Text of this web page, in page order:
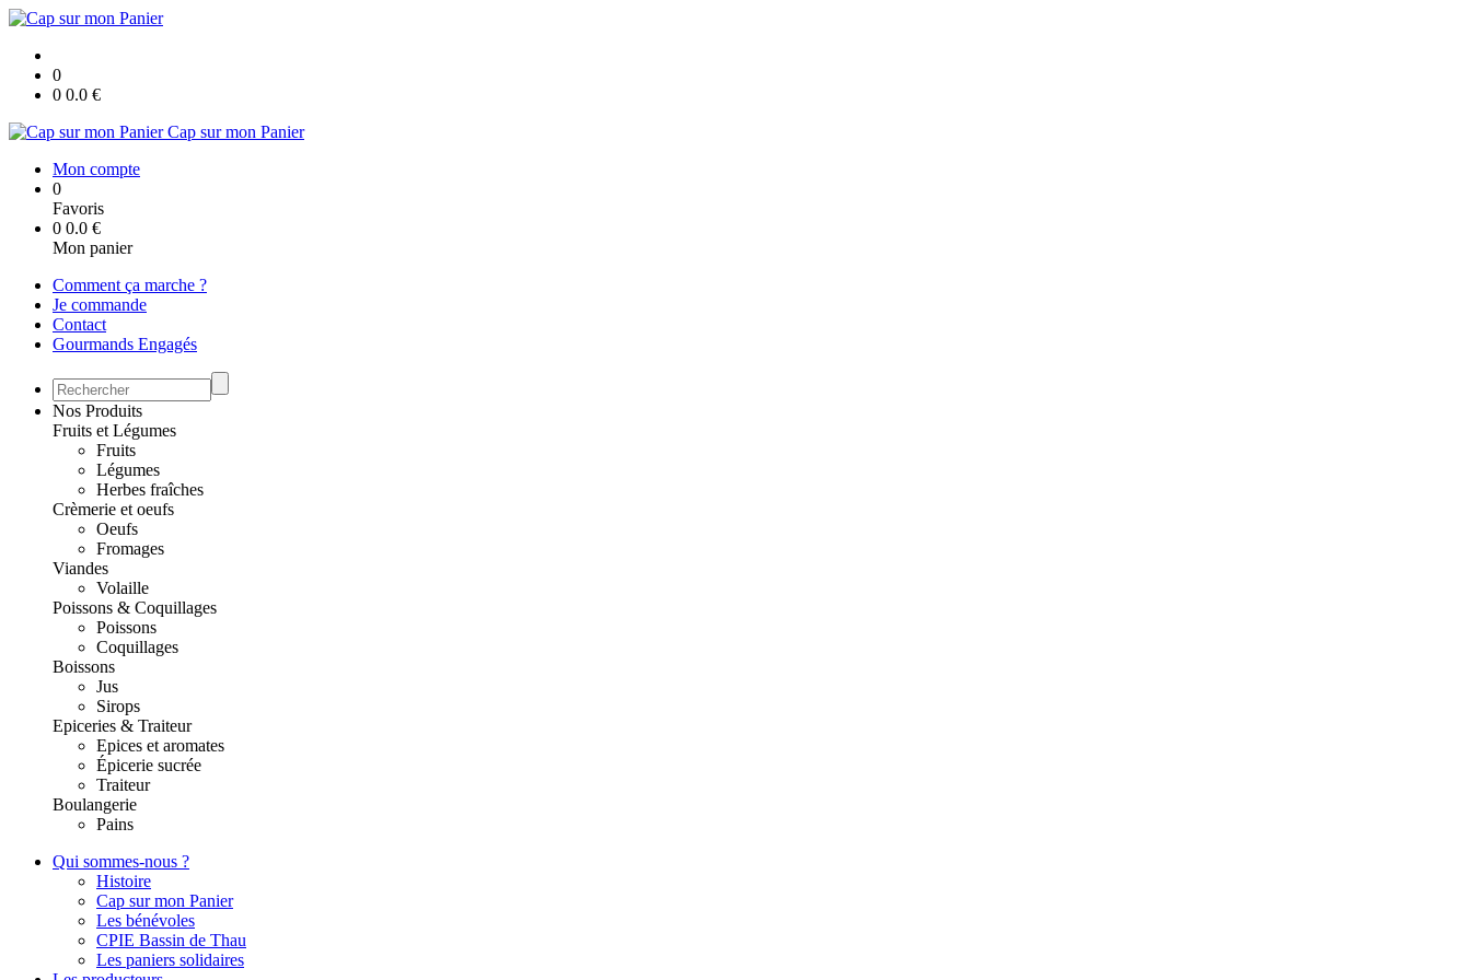
0
0 0.0 €
Cap sur mon Panier
Mon compte
0
Favoris
0 0.0 €
Mon panier
Comment ça marche ?
Je commande
Contact
Gourmands Engagés
Nos Produits
Fruits et Légumes
Fruits
Légumes
Herbes fraîches
Crèmerie et oeufs
Oeufs
Fromages
Viandes
Volaille
Poissons & Coquillages
Poissons
Coquillages
Boissons
Jus
Sirops
Epiceries & Traiteur
Epices et aromates
Épicerie sucrée
Traiteur
Boulangerie
Pains
Qui sommes-nous ?
Histoire
Cap sur mon Panier
Les bénévoles
CPIE Bassin de Thau
Les paniers solidaires